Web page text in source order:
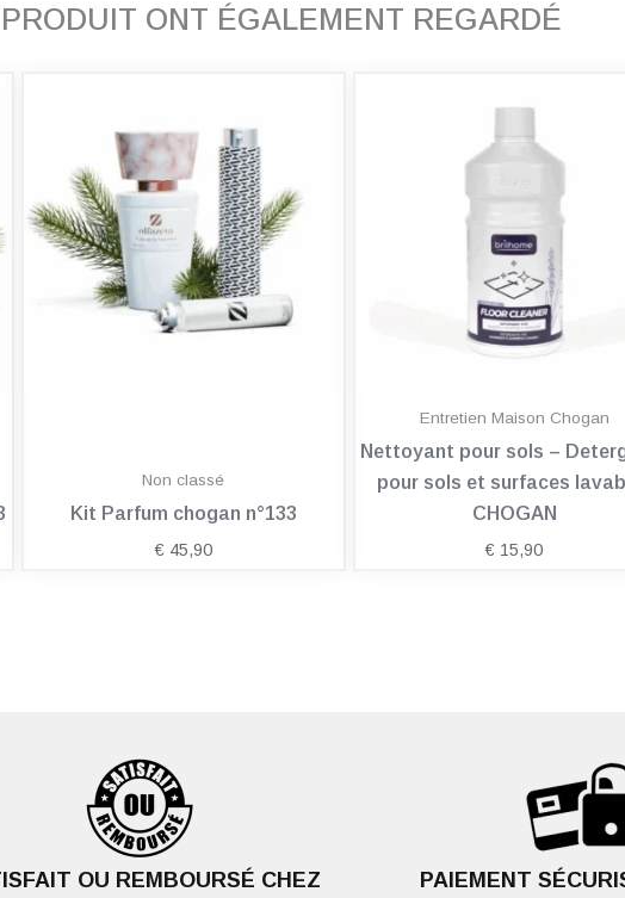
ONT ÉGALEMENT REGARDÉ
Non classé
Kit Parfum chogan n°133
€ 45,90
Entretien Maison Chogan
Nettoyant pour sols –
pour sols et surfaces
CHOGAN
€ 15,90
OU REMBOURSÉ CHEZ
PAIEMENT